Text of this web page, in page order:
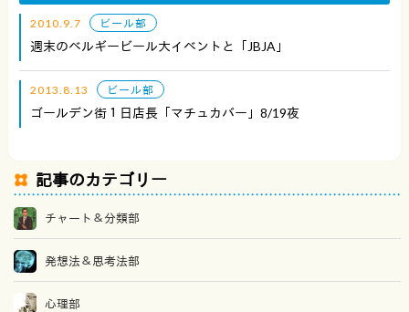
2010.9.7 ビール部
週末のベルギービール大イベントと「JBJA」
2013.8.13 ビール部
ゴールデン街１日店長「マチュカバー」8/19夜
記事のカテゴリー
チャート＆分類部
発想法＆思考法部
心理部